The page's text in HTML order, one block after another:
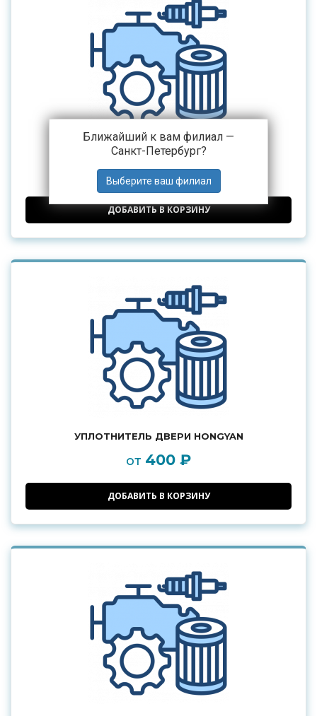
Ближайший к вам филиал —
Санкт-Петербург?
Полукольца коленвала HONGYAN
от 4 306 ₽
ДОБАВИТЬ В КОРЗИНУ
УПЛОТНИТЕЛЬ ДВЕРИ HONGYAN
от 400 ₽
ДОБАВИТЬ В КОРЗИНУ